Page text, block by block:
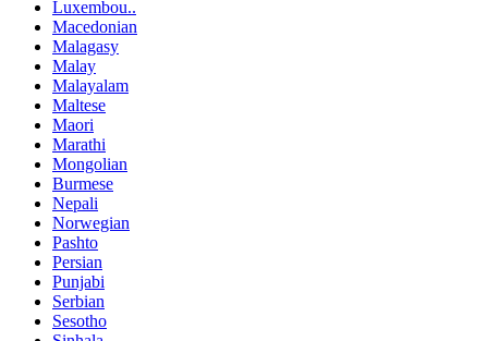
Luxembou..
Macedonian
Malagasy
Malay
Malayalam
Maltese
Maori
Marathi
Mongolian
Burmese
Nepali
Norwegian
Pashto
Persian
Punjabi
Serbian
Sesotho